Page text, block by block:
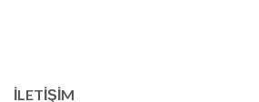
İLETIŞIM